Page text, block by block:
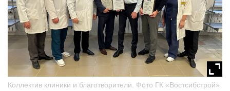
Коллектив клиники и благотворители. Фото ГК «Востсибстрой»